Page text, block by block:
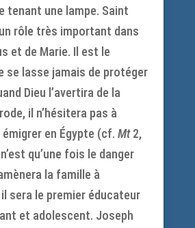
tenant une lampe. Saint
rôle très important dans
et de Marie. Il est le
se lasse jamais de protéger
Dieu l’avertira de la
il n’hésitera pas à
en Égypte (cf. Mt2,
qu’une fois le danger
la famille à
sera le premier éducateur
et adolescent. Joseph